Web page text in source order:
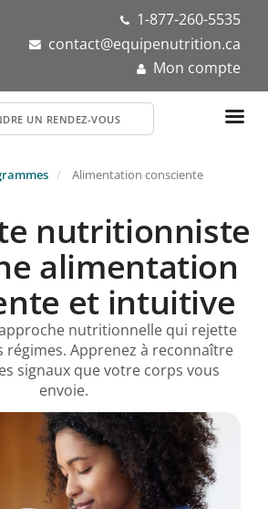
1-877-260-5535
contact@equipenutrition.ca
Mon compte
UN RENDEZ-VOUS
Alimentation consciente
nutritionniste
alimentation
et intuitive
nutritionnelle qui rejette
régimes. Apprenez à reconnaître
signaux que votre corps vous
envoie.